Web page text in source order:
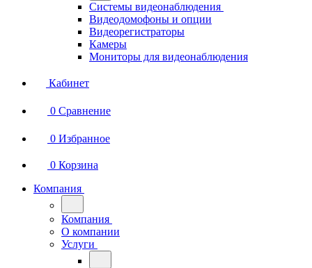
Системы видеонаблюдения
Видеодомофоны и опции
Видеорегистраторы
Камеры
Мониторы для видеонаблюдения
Кабинет
0 Сравнение
0 Избранное
0 Корзина
Компания
Компания
О компании
Услуги